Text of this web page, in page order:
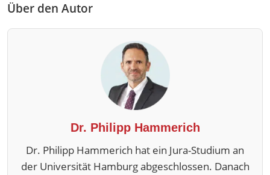
Über den Autor
Dr. Philipp Hammerich
Dr. Philipp Hammerich hat ein Jura-Studium an
der Universität Hamburg abgeschlossen. Danach